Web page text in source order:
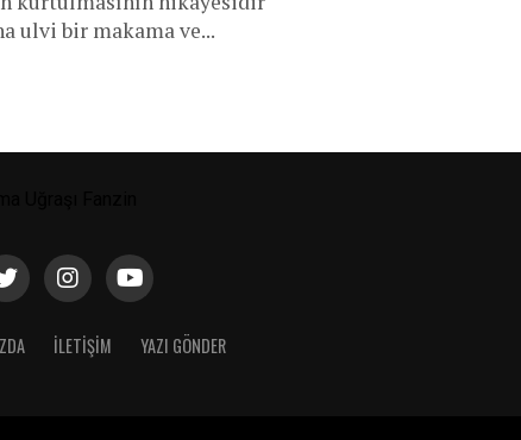
ulvi bir makama ve...
İLETIŞIM YAZI GÖNDER